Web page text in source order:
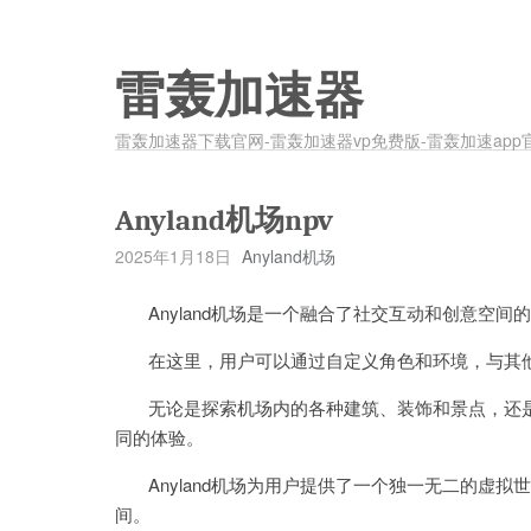
雷轰加速器
雷轰加速器下载官网-雷轰加速器vp免费版-雷轰加速app
Anyland机场npv
2025年1月18日 Anyland机场
Anyland机场是一个融合了社交互动和创意空间
在这里，用户可以通过自定义角色和环境，与其
无论是探索机场内的各种建筑、装饰和景点，还
同的体验。
Anyland机场为用户提供了一个独一无二的虚拟
间。